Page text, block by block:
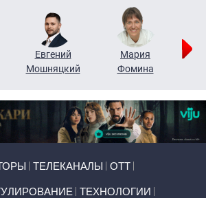
Евгений
Мошняцкий
Мария
Фомина
ТЕЛЕКАНАЛЫ ОТТ
ТЕХНОЛОГИИ